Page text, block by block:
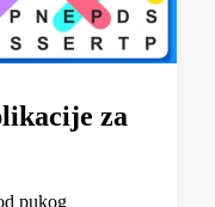
za
pukog